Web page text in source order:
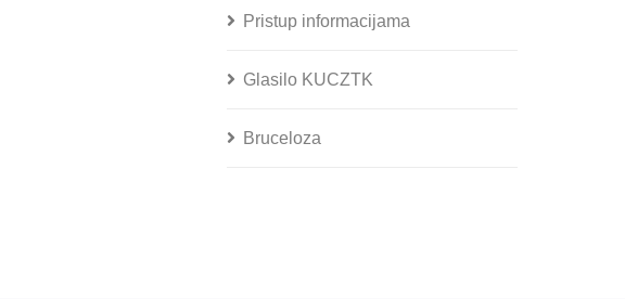
Pristup informacijama
Glasilo KUCZTK
Bruceloza